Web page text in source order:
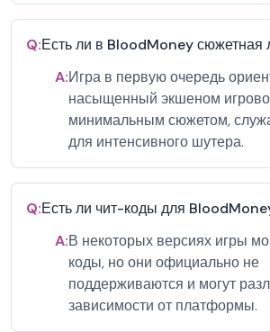
Q:Есть ли в BloodMoney сюжетная
A:Игра в первую очередь
насыщенный экшеном
минимальным сюжетом,
для интенсивного шутера.
Q:Есть ли чит-коды для
A:В некоторых версиях игры
коды, но они официально не
поддерживаются и могут
зависимости от платформы.